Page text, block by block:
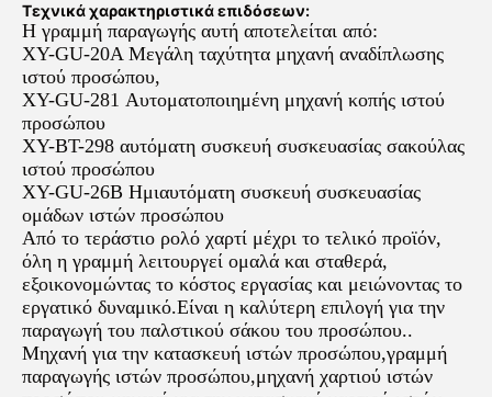
Τεχνικά χαρακτηριστικά επιδόσεων:
Η γραμμή παραγωγής αυτή αποτελείται από:
XY-GU-20A Μεγάλη ταχύτητα μηχανή αναδίπλωσης
ιστού προσώπου,
XY-GU-281 Αυτοματοποιημένη μηχανή κοπής ιστού
προσώπου
XY-BT-298 αυτόματη συσκευή συσκευασίας σακούλας
ιστού προσώπου
XY-GU-26B Ημιαυτόματη συσκευή συσκευασίας
ομάδων ιστών προσώπου
Από το τεράστιο ρολό χαρτί μέχρι το τελικό προϊόν,
όλη η γραμμή λειτουργεί ομαλά και σταθερά,
εξοικονομώντας το κόστος εργασίας και μειώνοντας το
εργατικό δυναμικό.Είναι η καλύτερη επιλογή για την
παραγωγή του παλστικού σάκου του προσώπου..
Μηχανή για την κατασκευή ιστών προσώπου,γραμμή
παραγωγής ιστών προσώπου,μηχανή χαρτιού ιστών